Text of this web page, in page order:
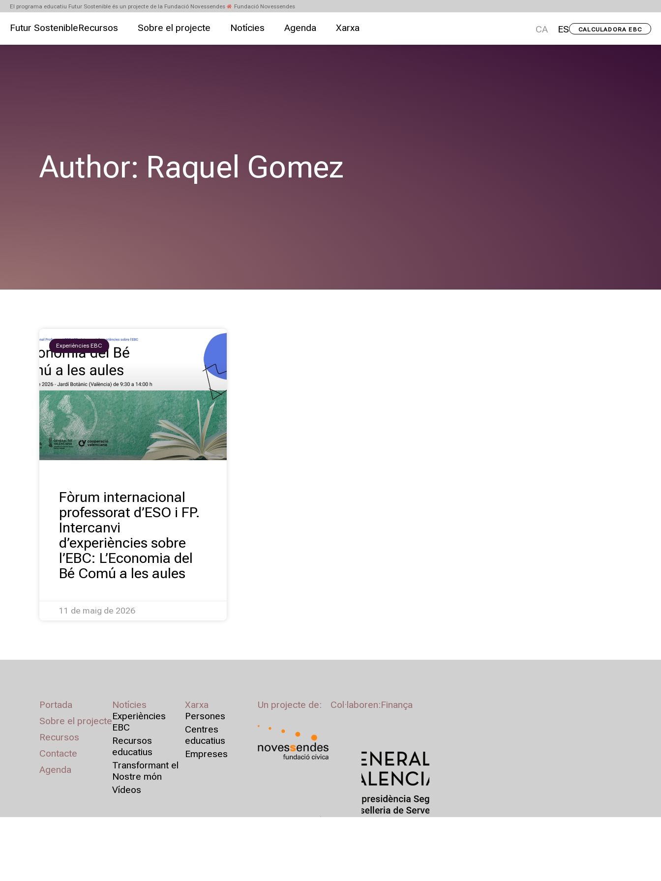
El programa educatiu Futur Sostenible és un projecte de la Fundació Novessendes Fundació Novessendes
Futur SostenibleRecursos Sobre el projecte Notícies Agenda Xarxa CA ES CALCULADORA EBC
Author: Raquel Gomez
Experiències EBC
Fòrum internacional
professorat d’ESO i FP.
Intercanvi
d’experiències sobre
l’EBC: L’Economia del
Bé Comú a les aules
11 de maig de 2026
Portada
Sobre el projecte
Recursos
Contacte
Agenda
Notícies
Experiències
EBC
Recursos
educatius
Transformant el
Nostre món
Vídeos
Xarxa
Persones
Centres
educatius
Empreses
Un projecte de: Col·laboren:Finança